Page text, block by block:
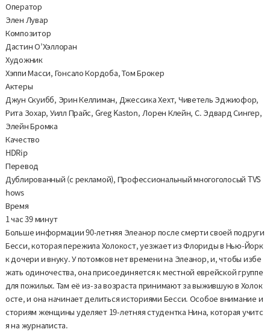
Оператор
Элен Лувар
Композитор
Дастин О’Хэллоран
Художник
Хэппи Масси, Гонсало Кордоба, Том Брокер
Актеры
Джун Скуибб, Эрин Келлиман, Джессика Хехт, Чиветель Эджиофор,
Рита Зохар, Уилл Прайс, Greg Kaston, Лорен Клейн, С. Эдвард Сингер,
Элейн Бромка
Качество
HDRip
Перевод
Дублированный (с рекламой), Профессиональный многоголосый TVS
hows
Время
1 час 39 минут
Больше информации 90-летняя Элеанор после смерти своей подруги
Бесси, которая пережила Холокост, уезжает из Флориды в Нью-Йорк
к дочери и внуку. У потомков нет времени на Элеанор, и, чтобы избе
жать одиночества, она присоединяется к местной еврейской группе
для пожилых. Там её из-за возраста принимают за выжившую в Холок
осте, и она начинает делиться историями Бесси. Особое внимание и
сториям женщины уделяет 19-летняя студентка Нина, которая учитс
я на журналиста.